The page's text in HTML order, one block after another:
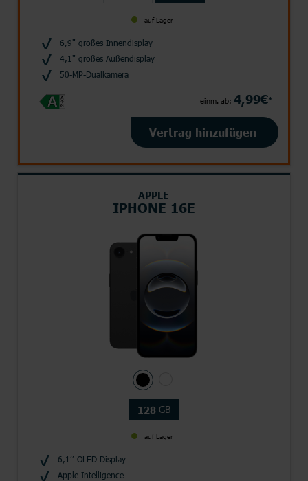
auf Lager
6,9" großes Innendisplay
4,1" großes Außendisplay
50-MP-Dualkamera
einm. ab: 4,99€*
Vertrag hinzufügen
APPLE
IPHONE 16E
128 GB
auf Lager
6,1’’-OLED-Display
Apple Intelligence